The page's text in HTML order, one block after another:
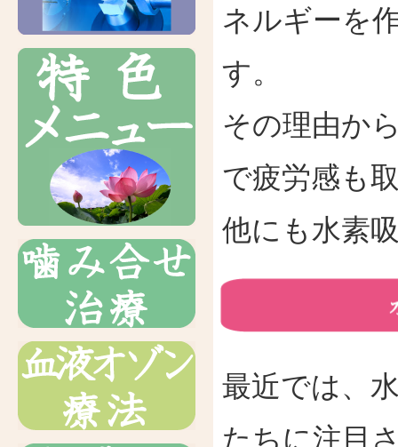
ネルギーを
す。
その理由か
で疲労感も
他にも水素
最近では、
たちに注目